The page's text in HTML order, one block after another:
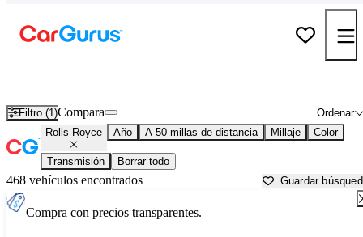
Filtro (1) Ordenar
Compara
Rolls-Royce Año A 50 millas de distancia Millaje Color
Transmisión Borrar todo
468 vehículos encontrados Guardar
Compra con precios transparentes.